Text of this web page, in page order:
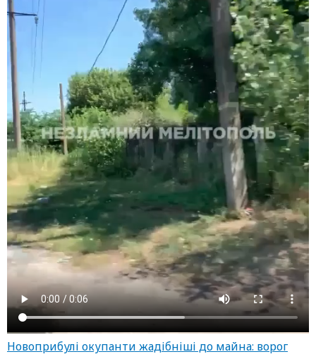
Новоприбулі окупанти жадібніші до майна: ворог